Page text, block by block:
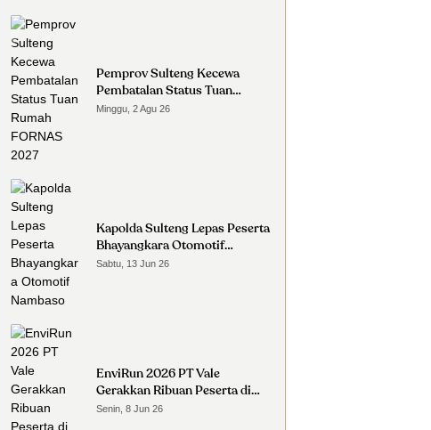
Pemprov Sulteng Kecewa
Pembatalan Status Tuan
Rumah FORNAS 2027
Minggu, 2 Agu 26
Kapolda Sulteng Lepas Peserta
Bhayangkara Otomotif
Nambaso
Sabtu, 13 Jun 26
EnviRun 2026 PT Vale
Gerakkan Ribuan Peserta di
Morowali
Senin, 8 Jun 26